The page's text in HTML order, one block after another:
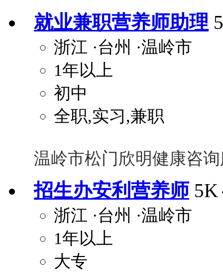
就业兼职营养师助理
浙江 ·台州 ·温岭市
1年以上
初中
全职,实习,兼职
温岭市松门欣明健康咨
招生办安利营养师 5K
浙江 ·台州 ·温岭市
1年以上
大专